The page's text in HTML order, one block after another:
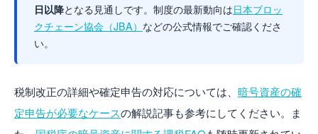
日以降となる見通しです。制度の最新動向は日本ブロッ
クチェーン協会（JBA） などの公式情報でご確認くださ
い。
税制改正の詳細や確定申告の対応については、 暗号資産の確
定申告が必要なケースの解説記事も参考にしてください。ま